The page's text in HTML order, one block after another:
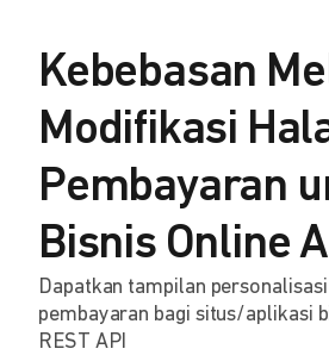
Kebebasan
Modifikasi
Pembayaran
Bisnis Online
Dapatkan tampilan
pembayaran bagi situs/aplikasi
REST API